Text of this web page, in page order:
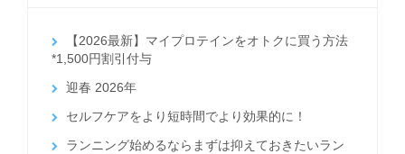
【2026最新】マイプロテインをオトクに買う方法
*1,500円割引付与
迎春 2026年
セルフケアをより短時間でより効果的に！
ランニング始めるならまずは抑えておきたいラン